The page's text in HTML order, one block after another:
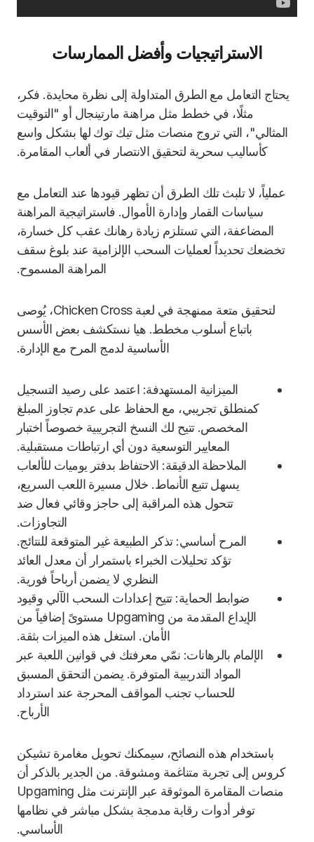
الاستراتيجيات وأفضل الممارسات
يحتاج التعامل مع الطرق المتداولة إلى نظرة محايدة. فكر،
مثلًا، في خطط مثل مراهنة مارتينجال أو "التوقيت
المثالي"، التي تروج منصات مثل تيك توك لها بشكل واسع
كأساليب سحرية لتحقيق الانتصار في ألعاب المقامرة.
عملياً، لا تلبث تلك الطرق أن تظهر قيودها عند التعامل مع
سياسات القمار وإدارة الأموال. فاستراتيجية المراهنة
المضاعفة، التي تستلزم زيادة رهانك عقب كل خسارة،
تخضعك تحديداً لعمليات السحب الإلزامية عند بلوغ سقف
المراهنة المسموح.
لتحقيق متعة ممنهجة في لعبة Chicken Cross، يُوصى
باتباع أسلوب مخطط. هيا نستكشف بعض الأسس
الأساسية لدمج المرح مع الإدارة.
الميزانية المستهدفة: اعتمد على رصيد التسجيل
كمنطلق تجريبي، مع الحفاظ على عدم تجاوز المبلغ
المخصص. تتيح لك النسخ التجريبية خصوصاً اختبار
المعايير التوسعية دون أي ارتباطات مستقبلية.
الملاحظة الدقيقة: الاحتفاظ بدفتر يوميات للألعاب
يسهل تتبع الأنماط. خلال مسيرة اللعب السريع،
تتحول هذه المراقبة إلى حاجز وقائي فعال ضد
التجاوزات.
المرح أساسي: تذكر الطبيعة غير المتوقعة للنتائج.
تؤكد تحليلات الخبراء باستمرار أن معدل العائد
النظري لا يضمن أرباحاً فورية.
ضوابط الحماية: تتيح إعدادات السحب الآلي وقيود
الإيداع المقدمة من Upgaming مستوىً إضافياً من
الأمان. استغل هذه الميزات بثقة.
الإلمام بالرهانات: نمّي معرفتك في قوانين اللعبة عبر
المواد التدريبية المتوفرة. يضمن التحقق المسبق
للحساب تجنب المواقف المحرجة عند استرداد
الأرباح.
باستخدام هذه النصائح، سيمكنك تحويل مغامرة تشيكن
كروس إلى تجربة متناغمة ومشوقة. من الجدير بالذكر أن
منصات المقامرة الموثوقة عبر الإنترنت مثل Upgaming
توفر أدوات رقابة مدمجة بشكل مباشر في نظامها
الأساسي.